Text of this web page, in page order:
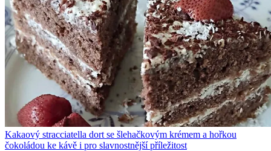
Kakaový stracciatella dort se šlehačkovým krémem a hořkou
čokoládou ke kávě i pro slavnostnější příležitost